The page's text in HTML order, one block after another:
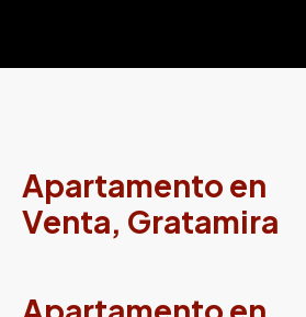
Apartamento en
Venta, Gratamira